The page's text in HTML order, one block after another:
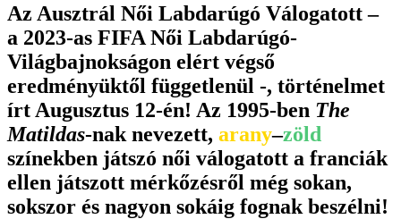
Az Ausztrál Női Labdarúgó Válogatott –
a 2023-as FIFA Női Labdarúgó-
Világbajnokságon elért végső
eredményüktől függetlenül -, történelmet
írt Augusztus 12-én! Az 1995-ben The
Matildas-nak nevezett, arany–zöld
színekben játszó női válogatott a franciák
ellen játszott mérkőzésről még sokan,
sokszor és nagyon sokáig fognak beszélni!